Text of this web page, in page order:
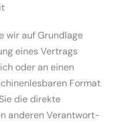
wir auf Grundlage
eines Vertrags
oder an einen
Format
die direkte
anderen Verant­wort­